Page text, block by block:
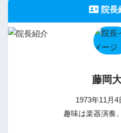
院長
藤岡
1973年11月
趣味は楽器演奏